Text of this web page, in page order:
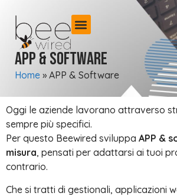
APP & Software
Home » APP & Software
Oggi le aziende lavorano attraverso
sempre più specifici.
Per questo Beewired sviluppa APP &
misura, pensati per adattarsi ai tuoi
contrario.
Che si tratti di gestionali, applicazioni